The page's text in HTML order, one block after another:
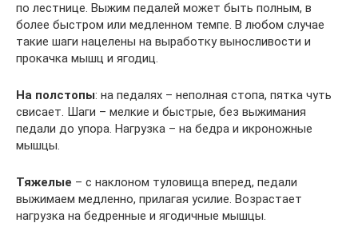
по лестнице. Выжим педалей может быть полным, в
более быстром или медленном темпе. В любом случае
такие шаги нацелены на выработку выносливости и
прокачка мышц и ягодиц.
На полстопы: на педалях – неполная стопа, пятка чуть
свисает. Шаги – мелкие и быстрые, без выжимания
педали до упора. Нагрузка – на бедра и икроножные
мышцы.
Тяжелые – с наклоном туловища вперед, педали
выжимаем медленно, прилагая усилие. Возрастает
нагрузка на бедренные и ягодичные мышцы.